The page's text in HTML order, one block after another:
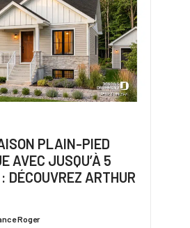
PLAIN-PIED
AVEC JUSQU’À 5
DÉCOUVREZ ARTHUR
Roger